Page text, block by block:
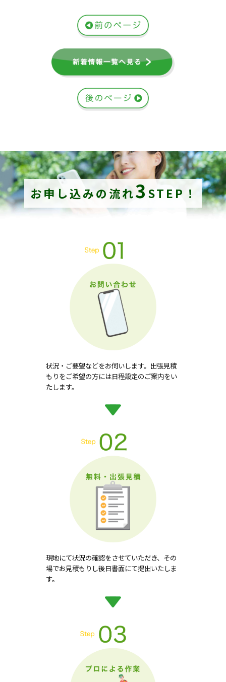
お申し込みの流れ3 STEP！
状況・ご要望などをお伺いします。出張見積
もりをご希望の方には日程設定のご案内をい
たします。
現地にて状況の確認をさせていただき、その
場でお見積もりし後日書面にて提出いたしま
す。